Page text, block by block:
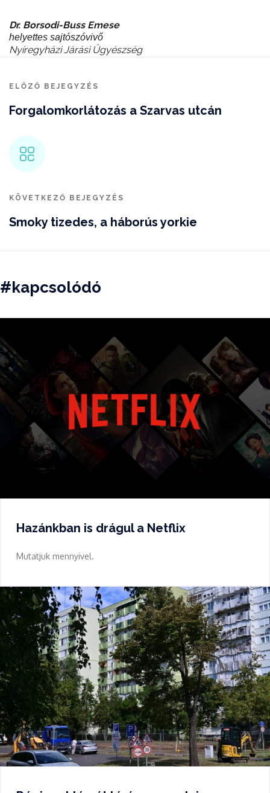
Dr. Borsodi-Buss Emese
helyettes sajtószóvivő
Nyíregyházi Járási Ügyészség
ELŐZŐ BEJEGYZÉS
Forgalomkorlátozás a Szarvas utcán
KÖVETKEZŐ BEJEGYZÉS
Smoky tizedes, a háborús yorkie
#kapcsolódó
Hazánkban is drágul a Netflix
Mutatjuk mennyivel.